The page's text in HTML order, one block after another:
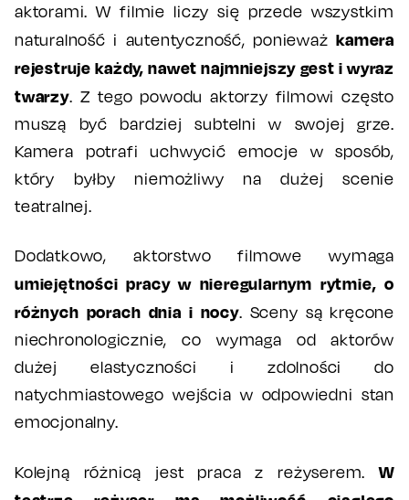
aktorami. W filmie liczy się przede wszystkim
naturalność i autentyczność, ponieważkamera
rejestruje każdy, nawet najmniejszy gest i wyraz
twarzy. Z tego powodu aktorzy filmowi często
muszą być bardziej subtelni w swojej grze.
Kamera potrafi uchwycić emocje w sposób,
który byłby niemożliwy na dużej scenie
teatralnej.
Dodatkowo, aktorstwo filmowe wymaga
umiejętności pracy w nieregularnym rytmie, o
różnych porach dnia i nocy. Sceny są kręcone
niechronologicznie, co wymaga od aktorów
dużej elastyczności i zdolności do
natychmiastowego wejścia w odpowiedni stan
emocjonalny.
Kolejną różnicą jest praca z reżyserem.W